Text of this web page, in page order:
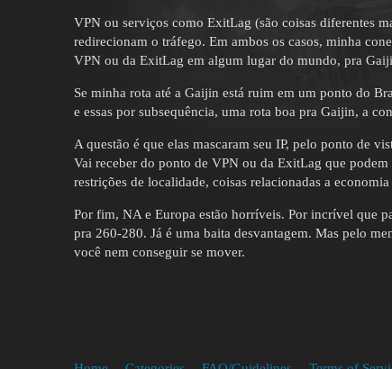
VPN ou serviços como ExitLag (são coisas diferentes
redirecionam o tráfego. Em ambos os casos, minha
VPN ou da ExitLag em algum lugar do mundo, pra
Se minha rota até a Gaijin está ruim em um ponto do
e essas por subsequência, uma rota boa pra Gaijin, a
A questão é que elas mascaram seu IP, pelo ponto de
Vai receber do ponto de VPN ou da ExitLag que
restrições de localidade, coisas relacionadas a
Por fim, NA e Europa estão horríveis. Por incrível que
pra 260-280. Já é uma baita desvantagem. Mas pelo
você nem conseguir se mover.